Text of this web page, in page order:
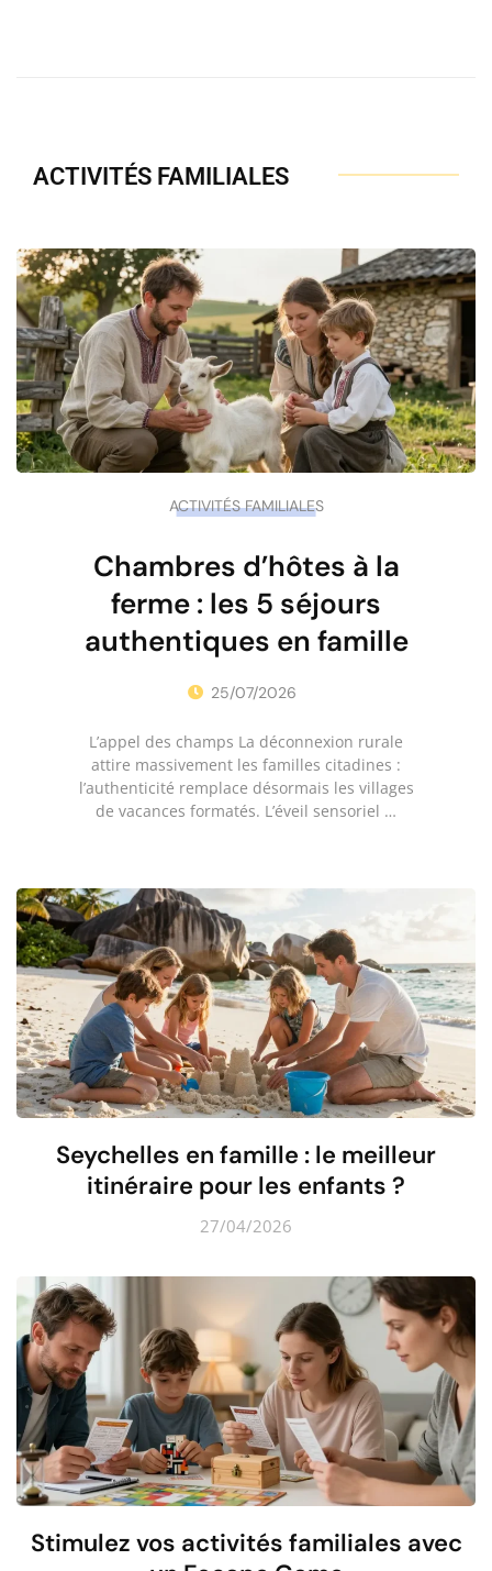
ACTIVITÉS FAMILIALES
Chambres d’hôtes à la
ferme : les 5 séjours
authentiques en famille
25/07/2026
ACTIVITÉS FAMILIALES
L’appel des champs La déconnexion rurale
attire massivement les familles citadines :
l’authenticité remplace désormais les villages
de vacances formatés. L’éveil sensoriel …
Seychelles en famille : le meilleur
itinéraire pour les enfants ?
27/04/2026
Stimulez vos activités familiales avec